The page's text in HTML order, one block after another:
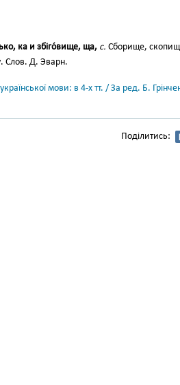
ка и збіго́вище, ща, с. Сборище,
Слов. Д. Эварн.
мови: в 4-х тт. / За ред. Б.
Поділитись: